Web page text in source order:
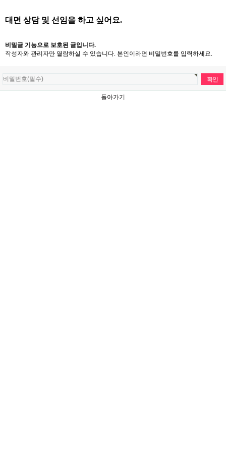
대면 상담 및 선임을 하고 싶어요.
비밀글 기능으로 보호된 글입니다.
작성자와 관리자만 열람하실 수 있습니다. 본인이라면 비밀번호를 입력하세요.
돌아가기